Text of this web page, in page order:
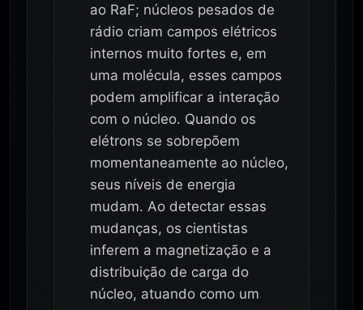
ao RaF; núcleos pesados de
rádio criam campos elétricos
internos muito fortes e, em
uma molécula, esses campos
podem amplificar a interação
com o núcleo. Quando os
elétrons se sobrepõem
momentaneamente ao núcleo,
seus níveis de energia
mudam. Ao detectar essas
mudanças, os cientistas
inferem a magnetização e a
distribuição de carga do
núcleo, atuando como um